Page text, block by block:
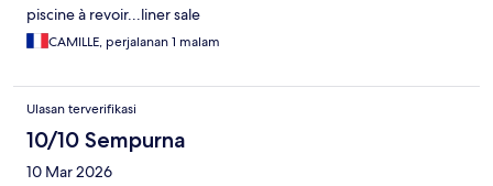
piscine à revoir...liner sale
CAMILLE, perjalanan 1 malam
Ulasan terverifikasi
10/10 Sempurna
10 Mar 2026